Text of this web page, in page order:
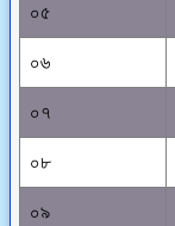
০৫
০৬
০৭
০৮
০৯